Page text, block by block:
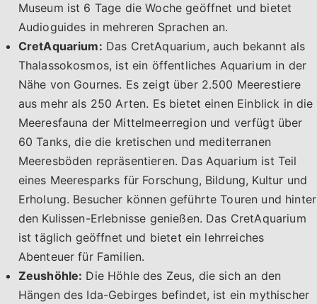
Museum ist 6 Tage die Woche geöffnet und bietet
Audioguides in mehreren Sprachen an.
CretAquarium: Das CretAquarium, auch bekannt als
Thalassokosmos, ist ein öffentliches Aquarium in der
Nähe von Gournes. Es zeigt über 2.500 Meerestiere
aus mehr als 250 Arten. Es bietet einen Einblick in die
Meeresfauna der Mittelmeerregion und verfügt über
60 Tanks, die die kretischen und mediterranen
Meeresböden repräsentieren. Das Aquarium ist Teil
eines Meeresparks für Forschung, Bildung, Kultur und
Erholung. Besucher können geführte Touren und hinter
den Kulissen-Erlebnisse genießen. Das CretAquarium
ist täglich geöffnet und bietet ein lehrreiches
Abenteuer für Familien.
Zeushöhle: Die Höhle des Zeus, die sich an den
Hängen des Ida-Gebirges befindet, ist ein mythischer